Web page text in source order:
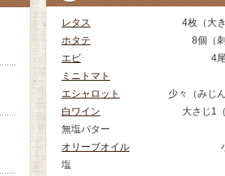
レタス
4枚（大
ホタテ
8個（
エビ
4
ミニトマト
エシャロット
少々（みじ
白ワイン
大さじ1
無塩バター
オリーブオイル
塩